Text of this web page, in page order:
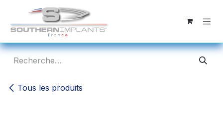
Se rendre au contenu
Tous les produits